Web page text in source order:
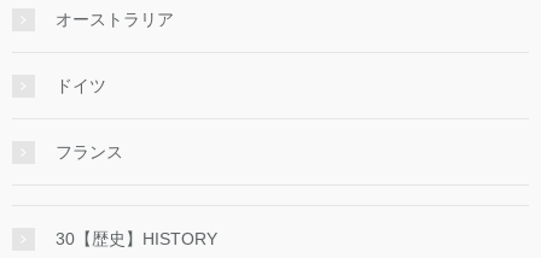
オーストラリア
ドイツ
フランス
30【歴史】HISTORY